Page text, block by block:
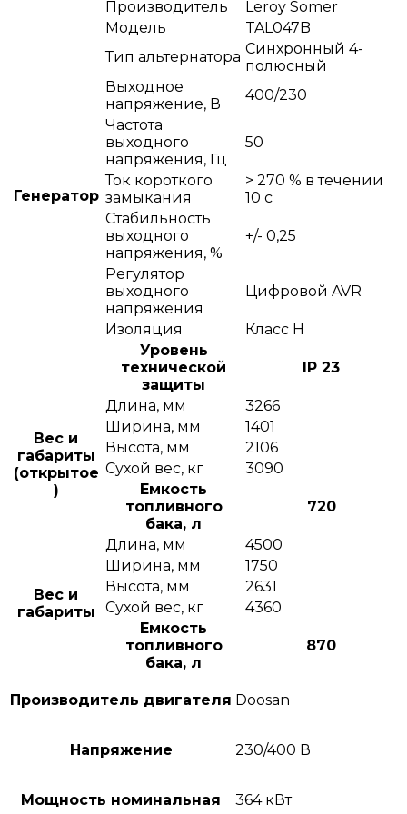
Генератор
Производитель
Leroy Somer
Модель
TAL047B
Тип альтернатора Синхронный 4-
полюсный
Выходное
напряжение, В
400/230
Частота
выходного
напряжения, Гц
50
Ток короткого
замыкания
> 270 % в течении
10 с
Стабильность
выходного
напряжения, %
+/- 0,25
Регулятор
выходного
напряжения
Цифровой AVR
Изоляция
Класс Н
Уровень
технической
защиты
IP 23
Вес и
габариты
(открытое
)
Длина, мм
3266
Ширина, мм
1401
Высота, мм
2106
Сухой вес, кг
3090
Емкость
топливного
бака, л
720
Вес и
габариты
Длина, мм
4500
Ширина, мм
1750
Высота, мм
2631
Сухой вес, кг
4360
Емкость
топливного
бака, л
870
Производитель двигателя Doosan
Напряжение 230/400 В
Мощность номинальная 364 кВт